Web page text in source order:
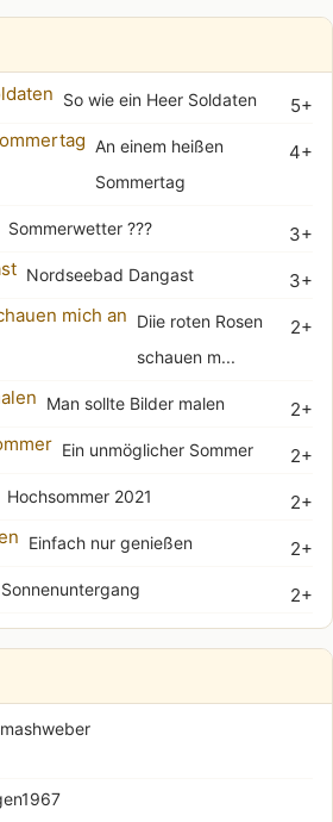
5+
So wie ein Heer Soldaten
4+
An einem heißen
Sommertag
3+
Sommerwetter ???
3+
Nordseebad Dangast
2+
Diie roten Rosen
schauen m...
2+
Man sollte Bilder malen
2+
Ein unmöglicher Sommer
2+
Hochsommer 2021
2+
Einfach nur genießen
2+
Sonnenuntergang